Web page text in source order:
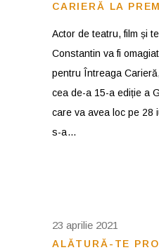
CARIERĂ LA
Actor de teatru, film și
Constantin va fi
pentru Întreaga
cea de-a 15-a ediție a
care va avea loc pe 28
s-a
23 aprilie 2021
ALĂTURĂ-TE